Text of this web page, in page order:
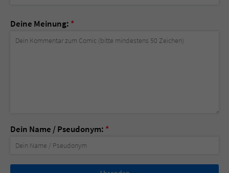
Deine Meinung: *
Dein Name / Pseudonym: *
Nicht